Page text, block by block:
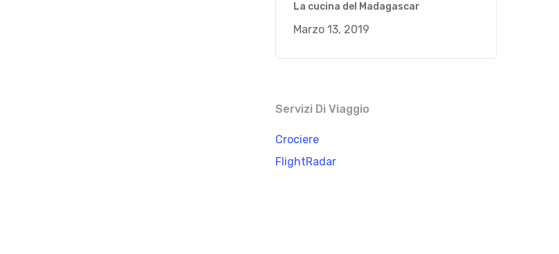
La cucina del Madagascar
Marzo 13, 2019
Servizi Di Viaggio
Crociere
FlightRadar